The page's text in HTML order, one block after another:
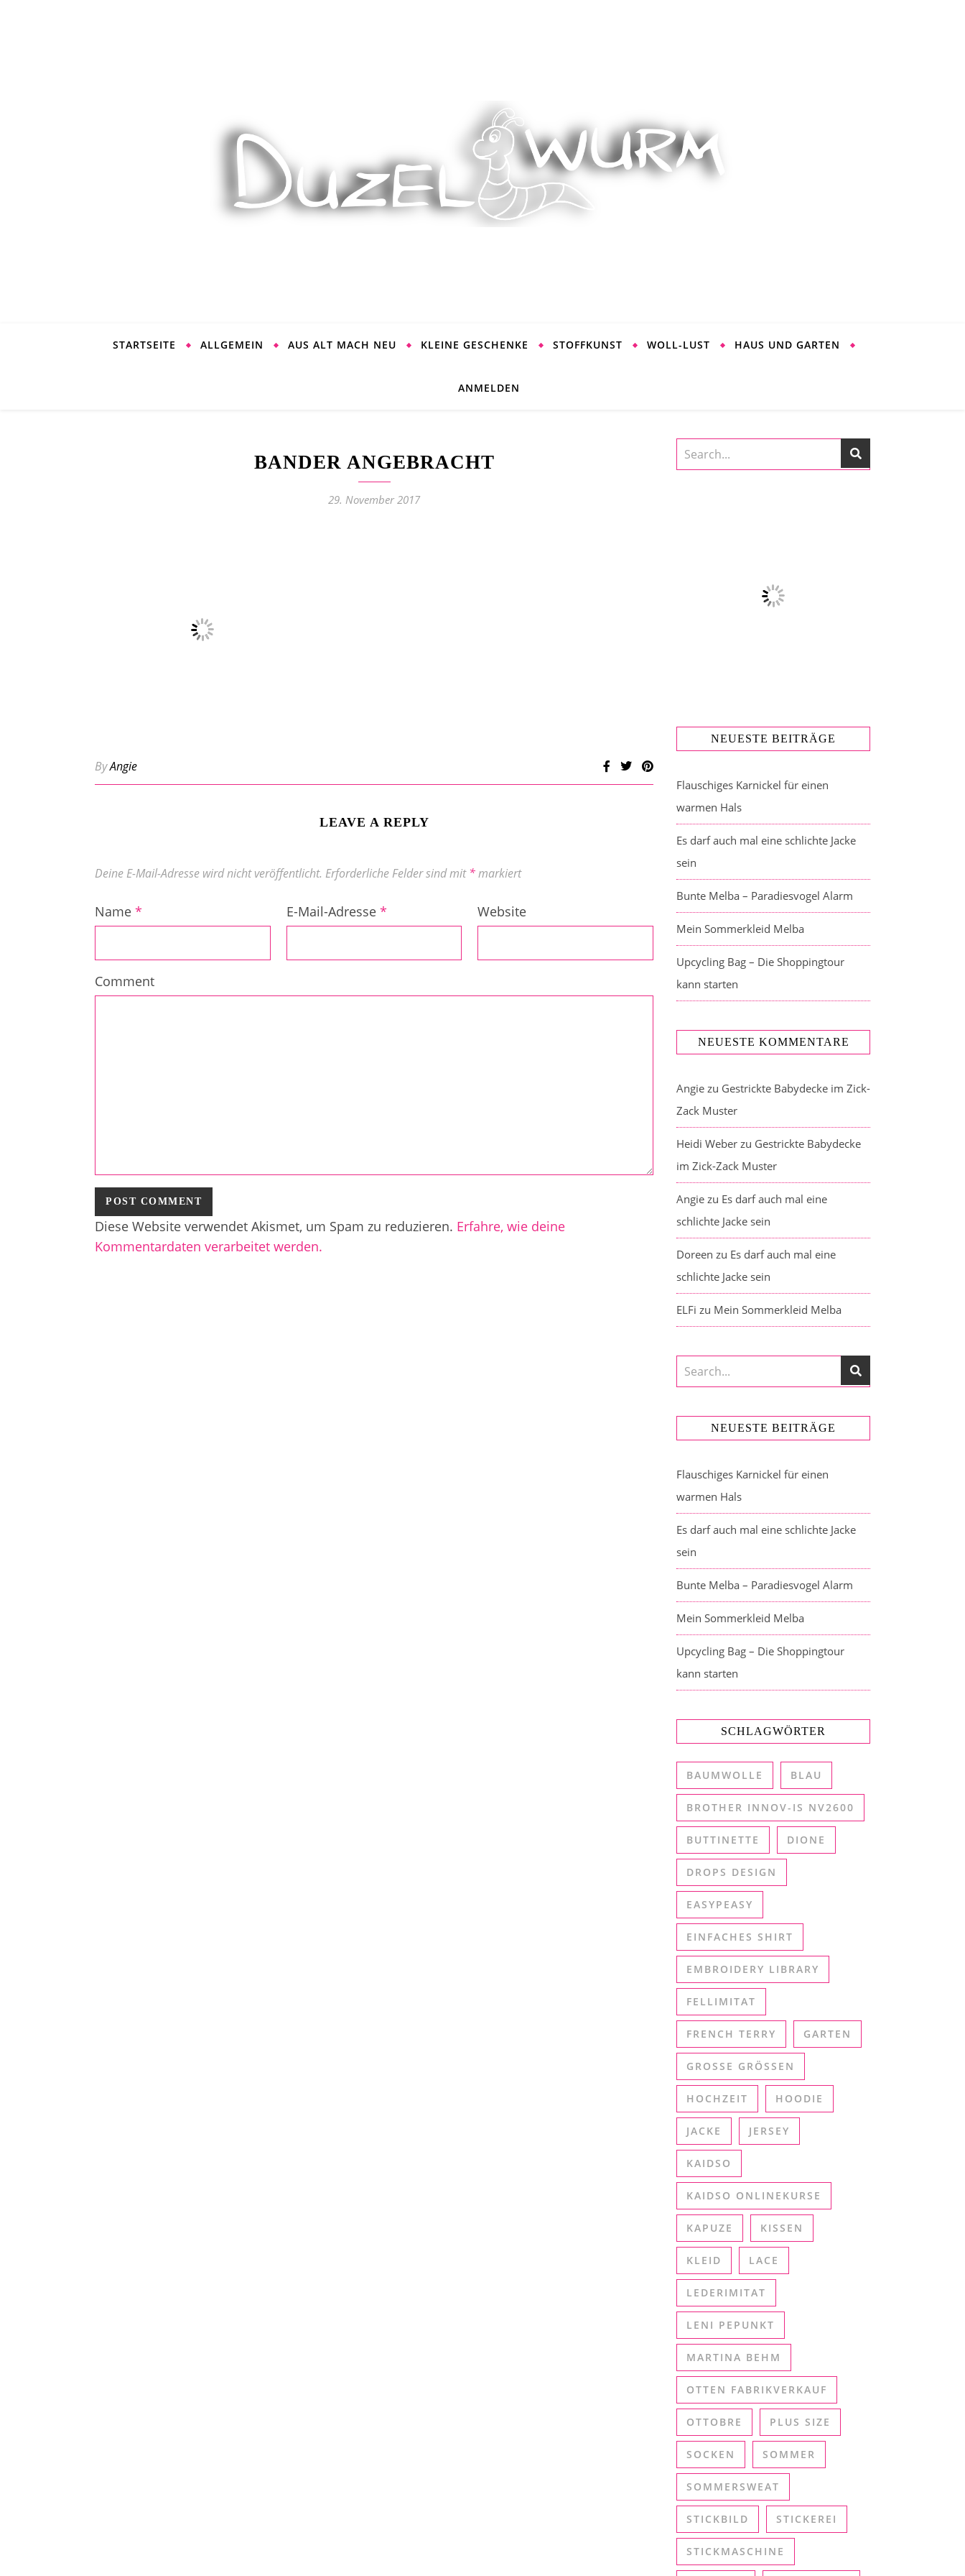
STARTSEITE ALLGEMEIN AUS ALT MACH NEU KLEINE GESCHENKE STOFFKUNST WOLL-LUST HAUS UND GARTEN
ANMELDEN
BANDER ANGEBRACHT
29. November 2017
ByAngie
LEAVE A REPLY
Deine E-Mail-Adresse wird nicht veröffentlicht. Erforderliche Felder sind mit*markiert
Name * E-Mail-Adresse * Website
Comment
Diese Website verwendet Akismet, um Spam zu reduzieren. Erfahre, wie deine
Kommentardaten verarbeitet werden.
NEUESTE BEITRÄGE
Flauschiges Karnickel für einen
warmen Hals
Es darf auch mal eine schlichte Jacke
sein
Bunte Melba – Paradiesvogel Alarm
Mein Sommerkleid Melba
Upcycling Bag – Die Shoppingtour
kann starten
NEUESTE KOMMENTARE
Angie zu Gestrickte Babydecke im Zick-
Zack Muster
Heidi Weber zu Gestrickte Babydecke
im Zick-Zack Muster
Angie zu Es darf auch mal eine
schlichte Jacke sein
Doreen zu Es darf auch mal eine
schlichte Jacke sein
ELFi zu Mein Sommerkleid Melba
NEUESTE BEITRÄGE
Flauschiges Karnickel für einen
warmen Hals
Es darf auch mal eine schlichte Jacke
sein
Bunte Melba – Paradiesvogel Alarm
Mein Sommerkleid Melba
Upcycling Bag – Die Shoppingtour
kann starten
SCHLAGWÖRTER
BAUMWOLLE BLAU
BROTHER INNOV-IS NV2600
BUTTINETTE DIONE
DROPS DESIGN
EASYPEASY
EINFACHES SHIRT
EMBROIDERY LIBRARY
FELLIMITAT
FRENCH TERRY GARTEN
GROSSE GRÖSSEN
HOCHZEIT HOODIE
JACKE JERSEY
KAIDSO
KAIDSO ONLINEKURSE
KAPUZE KISSEN
KLEID LACE
LEDERIMITAT
LENI PEPUNKT
MARTINA BEHM
OTTEN FABRIKVERKAUF
OTTOBRE PLUS SIZE
SOCKEN SOMMER
SOMMERSWEAT
STICKBILD STICKEREI
STICKMASCHINE